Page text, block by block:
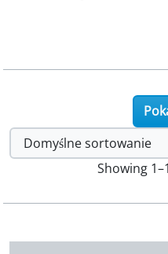
Showing